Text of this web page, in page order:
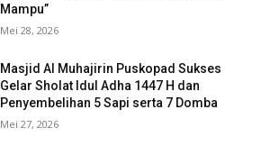
Mampu”
Mei 28, 2026
Masjid Al Muhajirin Puskopad Sukses
Gelar Sholat Idul Adha 1447 H dan
Penyembelihan 5 Sapi serta 7 Domba
Mei 27, 2026